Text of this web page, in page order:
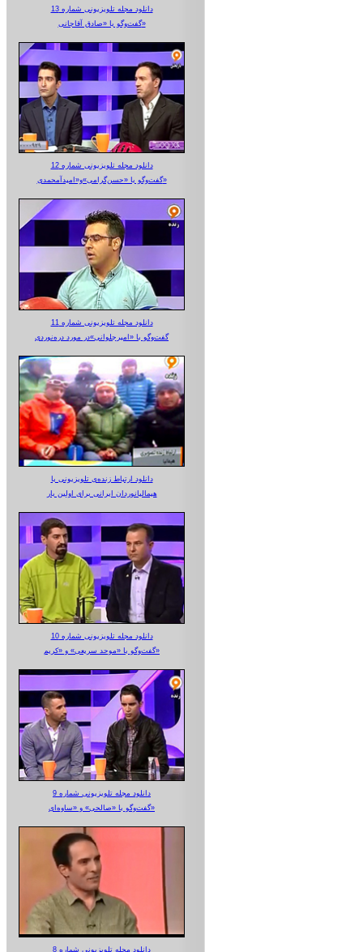
دانلود مجله تلویزیونی شماره 13
گفت‌وگو با «صادق آقاجانی»
دانلود مجله تلویزیونی شماره 12
گفت‌وگو با «حسن‌گرامی»و«امیدآمحمدی»
دانلود مجله تلویزیونی شماره 11
گفت‌وگو با «امیرجلوانی»در مورد دره‌نوردی
دانلود ارتباط زنده‌ی تلویزیونی‌ با
هیمالیانوردان ایرانی برای اولین بار
دانلود مجله تلویزیونی شماره 10
گفت‌وگو با «موحد سریعی» و «کریم»
دانلود مجله تلویزیونی شماره 9
گفت‌وگو با «صالحی» و «ساوه‌ای»
دانلود مجله تلویزیونی شماره 8